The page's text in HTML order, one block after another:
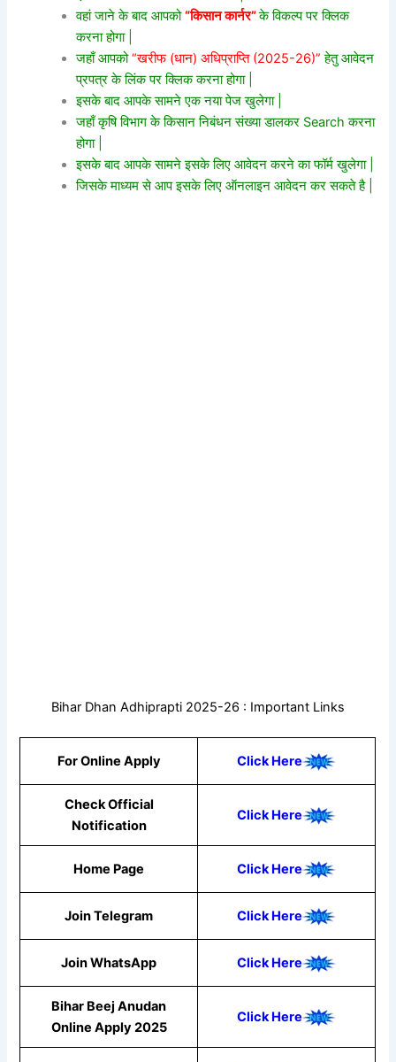
वहां जाने के बाद आपको“किसान कार्नर”के विकल्प पर क्लिक
करना होगा |
जहाँ आपको“खरीफ (धान) अधिप्राप्ति (2025-26)”हेतु आवेदन
प्रपत्र के लिंक पर क्लिक करना होगा |
इसके बाद आपके सामने एक नया पेज खुलेगा |
जहाँ कृषि विभाग के किसान निबंधन संख्या डालकर Search करना
होगा |
इसके बाद आपके सामने इसके लिए आवेदन करने का फॉर्म खुलेगा |
जिसके माध्यम से आप इसके लिए ऑनलाइन आवेदन कर सकते है |
Bihar Dhan Adhiprapti 2025-26 : Important Links
For Online Apply Click Here
Check Official
Notification
Click Here
Home Page Click Here
Join Telegram Click Here
Join WhatsApp Click Here
Bihar Beej Anudan
Online Apply 2025
Click Here